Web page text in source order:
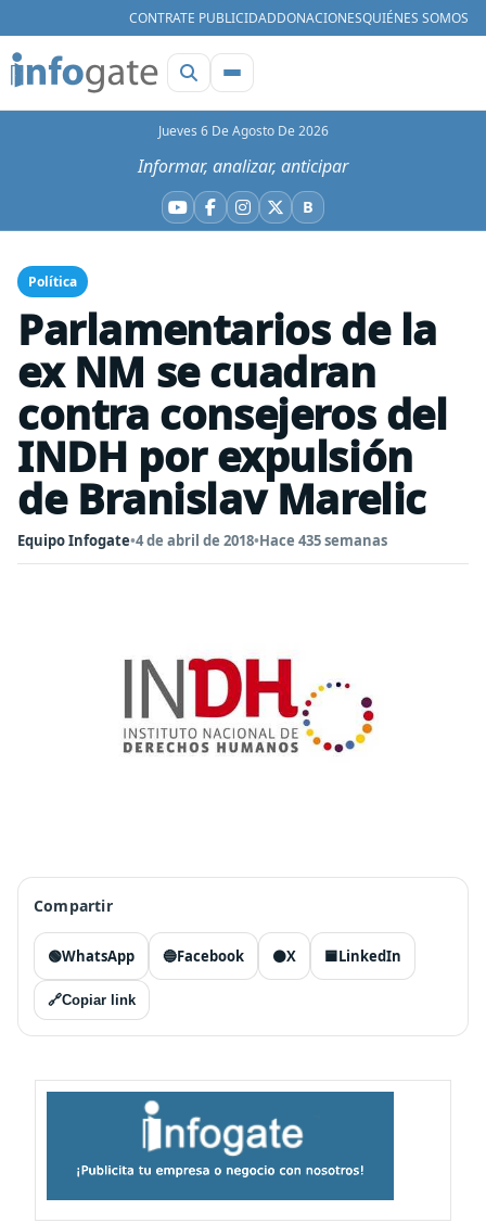
CONTRATE PUBLICIDADDONACIONESQUIÉNES SOMOS
Jueves 6 De Agosto De 2026
Informar, analizar, anticipar
YouTube
Facebook
Instagram
X BBluesky
Política
Parlamentarios de la
ex NM se cuadran
contra consejeros del
INDH por expulsión
de Branislav Marelic
Equipo Infogate•4 de abril de 2018•Hace 435 semanas
Compartir
🟢WhatsApp 🔵Facebook ⚫X 🟦LinkedIn
🔗Copiar link